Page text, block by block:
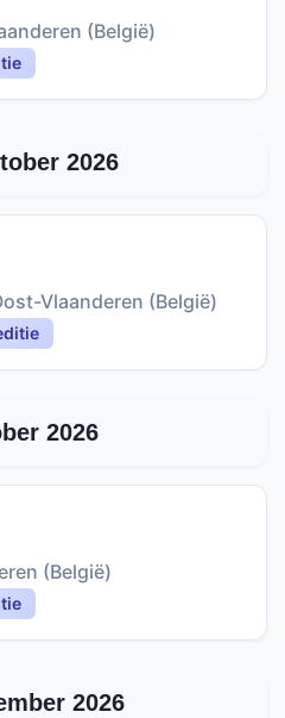
(België)
2026
Vlaanderen (België)
2026
(België)
2026